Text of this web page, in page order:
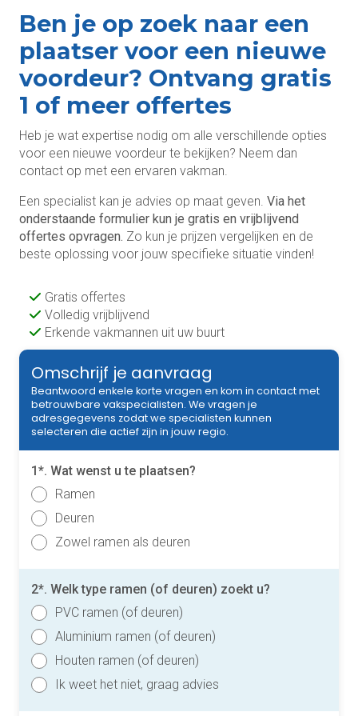
Ben je op zoek naar een
plaatser voor een nieuwe
voordeur? Ontvang gratis
1 of meer offertes
Heb je wat expertise nodig om alle verschillende opties
voor een nieuwe voordeur te bekijken? Neem dan
contact op met een ervaren vakman.
Een specialist kan je advies op maat geven. Via het
onderstaande formulier kun je gratis en vrijblijvend
offertes opvragen. Zo kun je prijzen vergelijken en de
beste oplossing voor jouw specifieke situatie vinden!
Gratis offertes
Volledig vrijblijvend
Erkende vakmannen uit uw buurt
Omschrijf je aanvraag
Beantwoord enkele korte vragen en kom in contact met
betrouwbare vakspecialisten. We vragen je
adresgegevens zodat we specialisten kunnen
selecteren die actief zijn in jouw regio.
1*. Wat wenst u te plaatsen?
Ramen
Deuren
Zowel ramen als deuren
2*. Welk type ramen (of deuren) zoekt u?
PVC ramen (of deuren)
Aluminium ramen (of deuren)
Houten ramen (of deuren)
Ik weet het niet, graag advies